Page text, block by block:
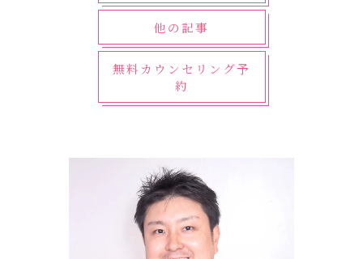
他の記事
無料カウンセリング予
約